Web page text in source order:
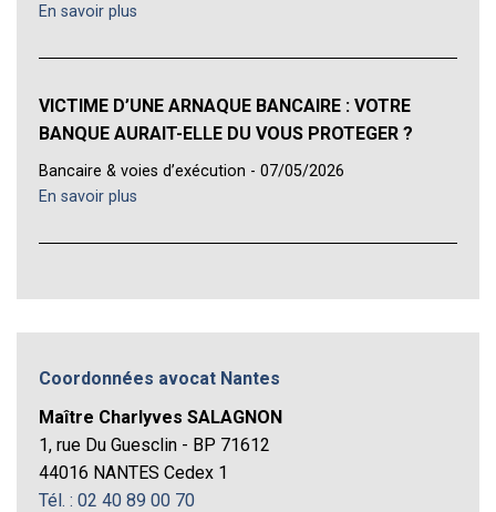
En savoir plus
VICTIME D’UNE ARNAQUE BANCAIRE : VOTRE
BANQUE AURAIT-ELLE DU VOUS PROTEGER ?
Bancaire & voies d’exécution - 07/05/2026
En savoir plus
Coordonnées avocat Nantes
Maître Charlyves SALAGNON
1, rue Du Guesclin - BP 71612
44016 NANTES Cedex 1
Tél. : 02 40 89 00 70